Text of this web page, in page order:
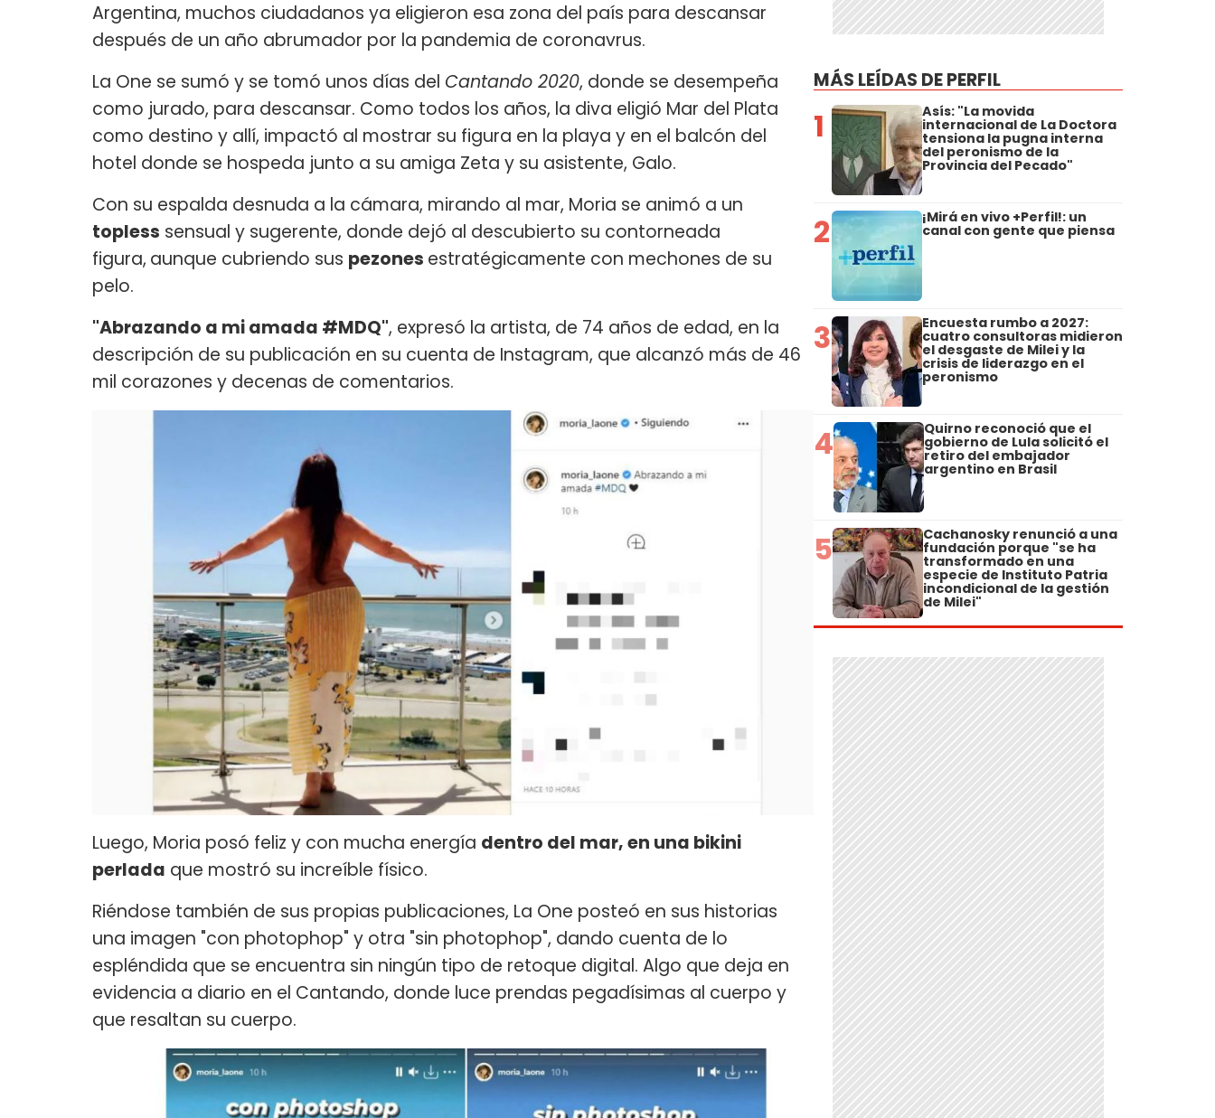
Argentina, muchos ciudadanos ya eligieron esa zona del país para descansar
después de un año abrumador por la pandemia de coronavrus.
La One se sumó y se tomó unos días del Cantando 2020, donde se desempeña
como jurado, para descansar. Como todos los años, la diva eligió Mar del Plata
como destino y allí, impactó al mostrar su figura en la playa y en el balcón del
hotel donde se hospeda junto a su amiga Zeta y su asistente, Galo.
Con su espalda desnuda a la cámara, mirando al mar, Moria se animó a un
topless sensual y sugerente, donde dejó al descubierto su contorneada
figura, aunque cubriendo sus pezones estratégicamente con mechones de su
pelo.
"Abrazando a mi amada #MDQ", expresó la artista, de 74 años de edad, en la
descripción de su publicación en su cuenta de Instagram, que alcanzó más de 46
mil corazones y decenas de comentarios.
Luego, Moria posó feliz y con mucha energía dentro del mar, en una bikini
perlada que mostró su increíble físico.
Riéndose también de sus propias publicaciones, La One posteó en sus historias
una imagen "con photophop" y otra "sin photophop", dando cuenta de lo
espléndida que se encuentra sin ningún tipo de retoque digital. Algo que deja en
evidencia a diario en el Cantando, donde luce prendas pegadísimas al cuerpo y
que resaltan su cuerpo.
MÁS LEÍDAS DE PERFIL
1 Asís: "La movida
internacional de La Doctora
tensiona la pugna interna
del peronismo de la
Provincia del Pecado"
2 ¡Mirá en vivo +Perfil!: un
canal con gente que piensa
3 Encuesta rumbo a 2027:
cuatro consultoras midieron
el desgaste de Milei y la
crisis de liderazgo en el
peronismo
4 Quirno reconoció que el
gobierno de Lula solicitó el
retiro del embajador
argentino en Brasil
5 Cachanosky renunció a una
fundación porque "se ha
transformado en una
especie de Instituto Patria
incondicional de la gestión
de Milei"